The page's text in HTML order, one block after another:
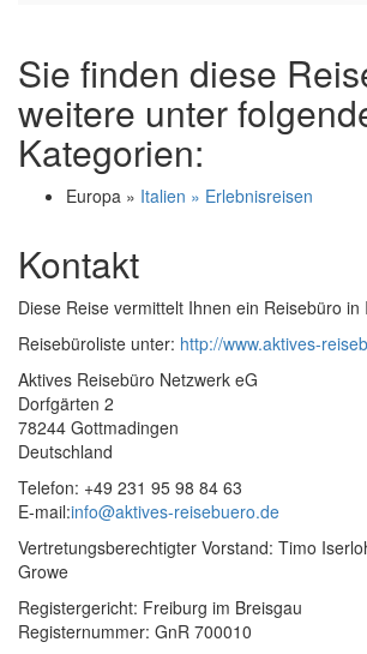
Sie finden diese
weitere unter
Kategorien:
Europa » Italien » Erlebnisreisen
Kontakt
Diese Reise vermittelt Ihnen ein Reisebüro in
Reisebüroliste unter: http://www.aktives-
Aktives Reisebüro Netzwerk eG
Dorfgärten 2
78244 Gottmadingen
Deutschland
Telefon: +49 231 95 98 84 63
E-mail:info@aktives-reisebuero.de
Vertretungsberechtigter Vorstand: Timo
Growe
Registergericht: Freiburg im Breisgau
Registernummer: GnR 700010